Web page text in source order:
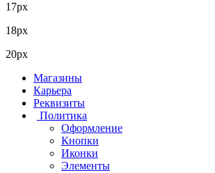
17px
18px
20px
Магазины
Карьера
Реквизиты
Политика
Оформление
Кнопки
Иконки
Элементы